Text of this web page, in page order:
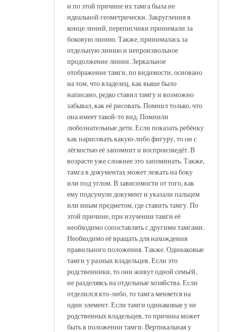
и по этой причине их тамга была не
идеальной геометрически. Закругления в
конце линий, переписчики принимали за
боковую линию. Также, принималась за
отдельную линию и непроизвольное
продолжение линии. Зеркальное
отображение тамги, по видимости, основано
на том, что владелец, как выше было
написано, редко ставил тамгу и возможно
забывал, как её рисовать. Помнил только, что
она имеет такой-то вид. Помнили
любознательные дети. Если показать ребёнку
как нарисовать какую-либо фигуру, то он с
лёгкостью её запомнит и воспроизведёт. В
возрасте уже сложнее это запоминать. Также,
тамга в документах может лежать на боку
или под углом. В зависимости от того, как
ему подсунули документ и указали пальцем
или иным предметом, где ставить тамгу. По
этой причине, при изучении тамги её
необходимо сопоставлять с другими тамгами.
Необходимо её вращать для нахождения
правильного положения. Также. Одинаковые
тамги у разных владельцев. Если это
родственники, то они живут одной семьёй,
не разделяясь на отдельные хозяйства. Если
отделился кто-либо, то тамга меняется на
один элемент. Если тамги одинаковые у не
родственных владельцев, то причина может
быть в положении тамги. Вертикальная у